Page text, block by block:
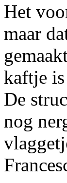
Het
maar
kaftje
De
nog